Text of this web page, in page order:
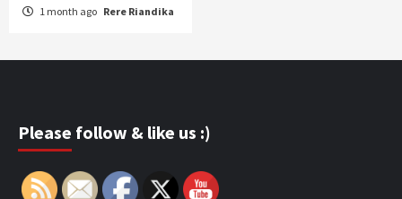
1 month ago Rere Riandika
Please follow & like us :)